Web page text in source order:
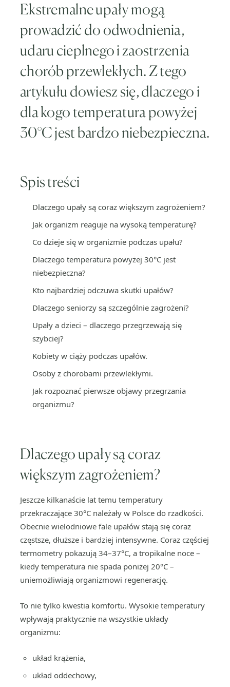
Ekstremalne upały mogą
prowadzić do odwodnienia,
udaru cieplnego i zaostrzenia
chorób przewlekłych. Z tego
artykułu dowiesz się, dlaczego i
dla kogo temperatura powyżej
30°C jest bardzo niebezpieczna.
Spis treści
Dlaczego upały są coraz większym zagrożeniem?
Jak organizm reaguje na wysoką temperaturę?
Co dzieje się w organizmie podczas upału?
Dlaczego temperatura powyżej 30°C jest
niebezpieczna?
Kto najbardziej odczuwa skutki upałów?
Dlaczego seniorzy są szczególnie zagrożeni?
Upały a dzieci – dlaczego przegrzewają się
szybciej?
Kobiety w ciąży podczas upałów.
Osoby z chorobami przewlekłymi.
Jak rozpoznać pierwsze objawy przegrzania
organizmu?
Dlaczego upały są coraz
większym zagrożeniem?
Jeszcze kilkanaście lat temu temperatury
przekraczające 30°C należały w Polsce do rzadkości.
Obecnie wielodniowe fale upałów stają się coraz
częstsze, dłuższe i bardziej intensywne. Coraz częściej
termometry pokazują 34–37°C, a tropikalne noce –
kiedy temperatura nie spada poniżej 20°C –
uniemożliwiają organizmowi regenerację.
To nie tylko kwestia komfortu. Wysokie temperatury
wpływają praktycznie na wszystkie układy
organizmu:
układ krążenia,
układ oddechowy,